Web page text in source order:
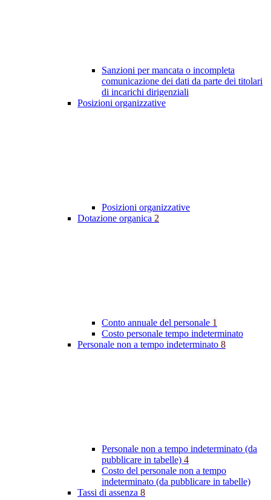
Sanzioni per mancata o incompleta
comunicazione dei dati da parte dei titolari
di incarichi dirigenziali
Posizioni organizzative
Posizioni organizzative
Dotazione organica 2
Conto annuale del personale 1
Costo personale tempo indeterminato
Personale non a tempo indeterminato 8
Personale non a tempo indeterminato (da
pubblicare in tabelle) 4
Costo del personale non a tempo
indeterminato (da pubblicare in tabelle)
Tassi di assenza 8